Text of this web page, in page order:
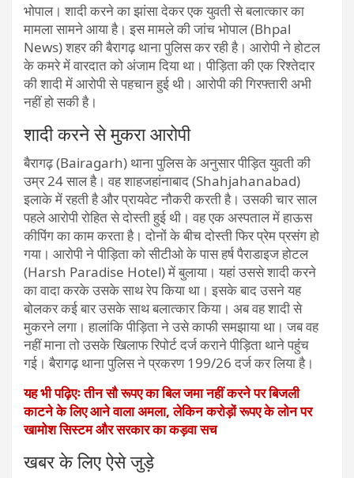
भोपाल। शादी करने का झांसा देकर एक युवती से बलात्कार का
मामला सामने आया है। इस मामले की जांच भोपाल (Bhpal
News) शहर की बैरागढ़ थाना पुलिस कर रही है। आरोपी ने होटल
के कमरे में वारदात को अंजाम दिया था। पीड़िता की एक रिश्तेदार
की शादी में आरोपी से पहचान हुई थी। आरोपी की गिरफ्तारी अभी
नहीं हो सकी है।
शादी करने से मुकरा आरोपी
बैरागढ़ (Bairagarh) थाना पुलिस के अनुसार पीड़ित युवती की
उम्र 24 साल है। वह शाहजहांनाबाद (Shahjahanabad)
इलाके में रहती है और प्रायवेट नौकरी करती है। उसकी चार साल
पहले आरोपी रोहित से दोस्ती हुई थी। वह एक अस्पताल में हाऊस
कीपिंग का काम करता है। दोनों के बीच दोस्ती फिर प्रेम प्रसंग हो
गया। आरोपी ने पीड़िता को सीटीओ के पास हर्ष पैराडाइज होटल
(Harsh Paradise Hotel) में बुलाया। यहां उससे शादी करने
का वादा करके उसके साथ रेप किया था। इसके बाद उसने यह
बोलकर कई बार उसके साथ बलात्कार किया। अब वह शादी से
मुकरने लगा। हालांकि पीड़िता ने उसे काफी समझाया था। जब वह
नहीं माना तो उसके खिलाफ रिपोर्ट दर्ज कराने पीड़िता थाने पहुंंच
गई। बैरागढ़ थाना पुलिस ने प्रकरण 199/26 दर्ज कर लिया है।
यह भी पढ़िएः तीन सौ रूपए का बिल जमा नहीं करने पर बिजली
काटने के लिए आने वाला अमला, लेकिन करोड़ों रूपए के लोन पर
खामोश सिस्टम और सरकार का कड़वा सच
खबर के लिए ऐसे जुड़े